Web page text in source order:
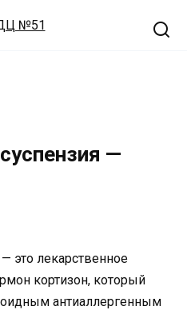
—
это лекарственное
кортизон, который
антиаллергенным